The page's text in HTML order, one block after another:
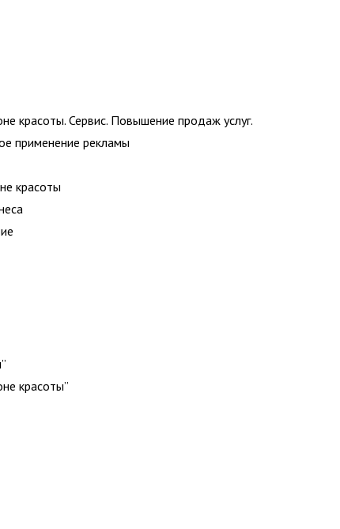
красоты. Сервис. Повышение продаж услуг.
применение рекламы
красоты
красоты”